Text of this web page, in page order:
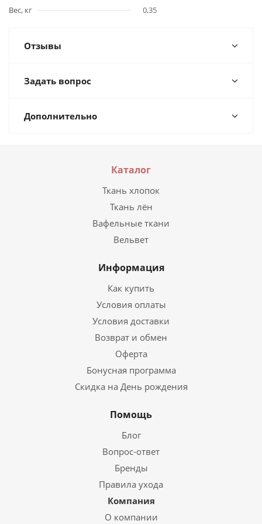
Вес, кг
0,35
Отзывы
Задать вопрос
Дополнительно
Каталог
Ткань хлопок
Ткань лён
Вафельные ткани
Вельвет
Информация
Как купить
Условия оплаты
Условия доставки
Возврат и обмен
Оферта
Бонусная программа
Скидка на День рождения
Помощь
Блог
Вопрос-ответ
Бренды
Правила ухода
Компания
О компании